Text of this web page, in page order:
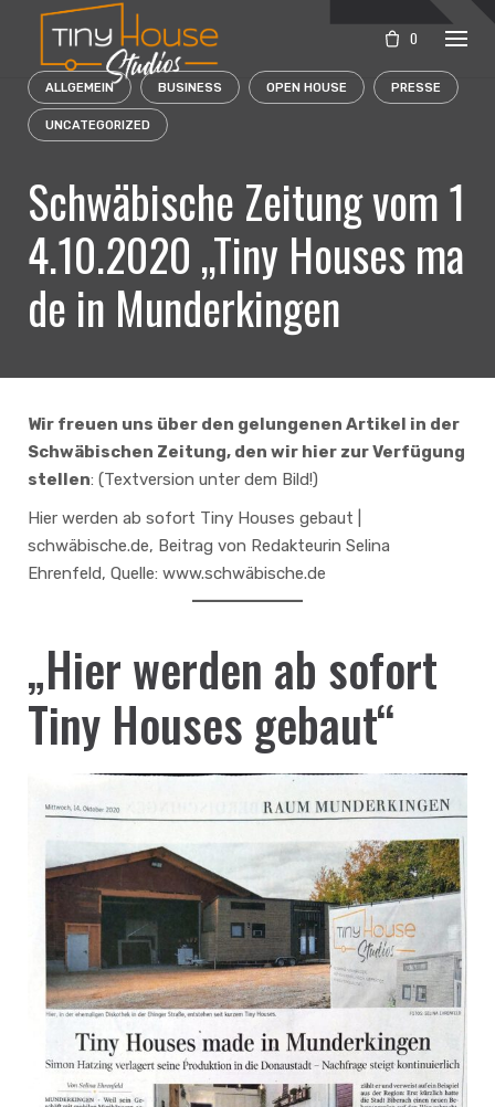
content
0
ALLGEMEIN BUSINESS OPEN HOUSE PRESSE
UNCATEGORIZED
Schwäbische Zeitung vom 1
4.10.2020 „Tiny Houses ma
de in Munderkingen
Wir freuen uns über den gelungenen Artikel in der
Schwäbischen Zeitung, den wir hier zur Verfügung
stellen: (Textversion unter dem Bild!)
Hier werden ab sofort Tiny Houses gebaut |
schwäbische.de, Beitrag von Redakteurin Selina
Ehrenfeld, Quelle: www.schwäbische.de
„Hier werden ab sofort
Tiny Houses gebaut“